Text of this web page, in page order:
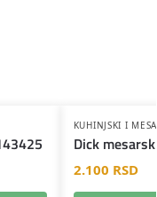
KUHINJSKI I
Dick
2.100 RSD